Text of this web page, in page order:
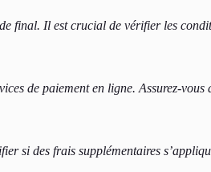
final. Il est crucial de vérifier les
de paiement en ligne. Assurez-
si des frais supplémentaires